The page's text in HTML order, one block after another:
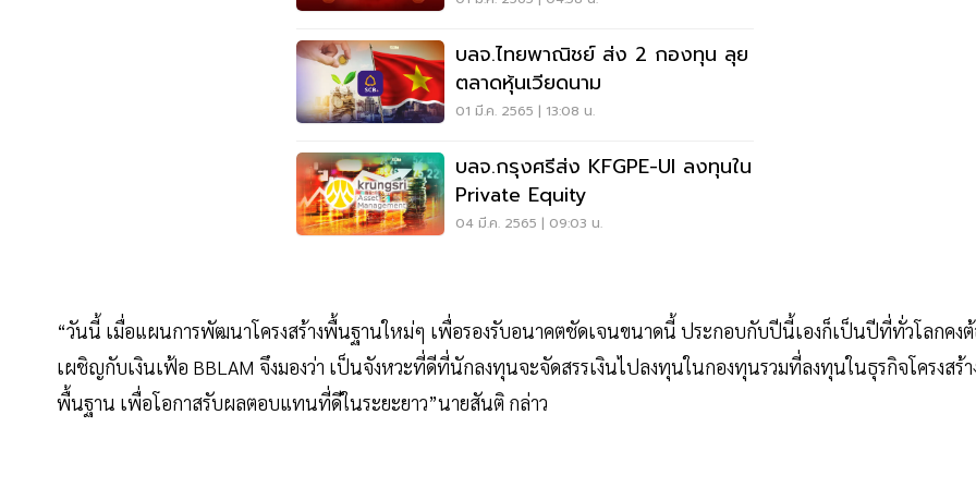
บลจ.ไทยพาณิชย์ ส่ง 2 กองทุน ลุย
ตลาดหุ้นเวียดนาม
01 มี.ค. 2565 | 13:08 น.
บลจ.กรุงศรีส่ง KFGPE-UI ลงทุนใน
Private Equity
04 มี.ค. 2565 | 09:03 น.
“วันนี้ เมื่อแผนการพัฒนาโครงสร้างพื้นฐานใหม่ๆ เพื่อรองรับอนาคตชัดเจนขนาดนี้ ประกอบกับปีนี้เองก็เป็นปีที่ทั่วโลกคงต้
เผชิญกับเงินเฟ้อ BBLAM จึงมองว่า เป็นจังหวะที่ดีที่นักลงทุนจะจัดสรรเงินไปลงทุนในกองทุนรวมที่ลงทุนในธุรกิจโครงสร้า
พื้นฐาน เพื่อโอกาสรับผลตอบแทนที่ดีในระยะยาว”นายสันติ กล่าว